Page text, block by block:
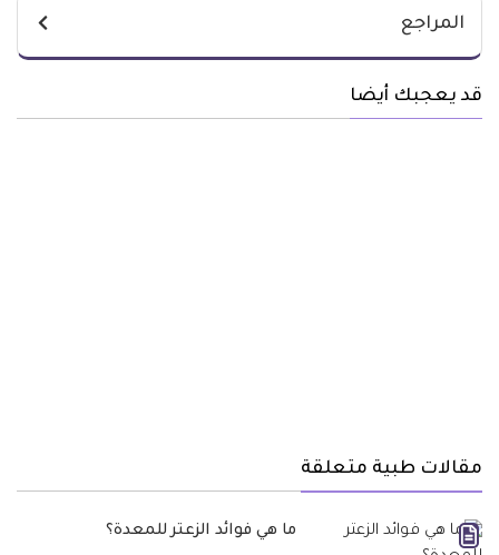
المراجع
قد يعجبك أيضا
مقالات طبية متعلقة
ما هي فوائد الزعتر للمعدة؟